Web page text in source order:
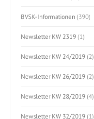
BVSK-Informationen (390)
Newsletter KW 2319 (1)
Newsletter KW 24/2019 (2)
Newsletter KW 26/2019 (2)
Newsletter KW 28/2019 (4)
Newsletter KW 32/2019 (1)